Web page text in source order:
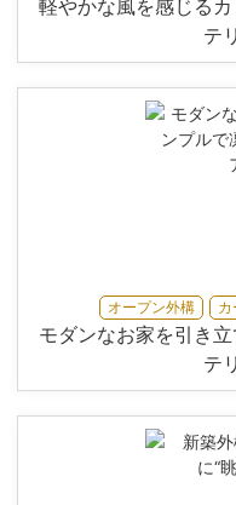
軽やかな風を感じる
テ
オープン外構 カ
モダンなお家を引き
テ